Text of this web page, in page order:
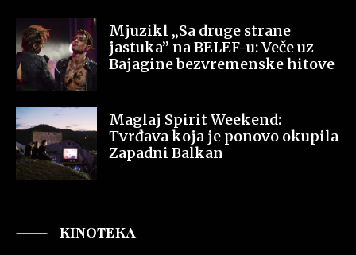
Mjuzikl „Sa druge strane
jastuka” na BELEF-u: Veče uz
Bajagine bezvremenske hitove
Maglaj Spirit Weekend:
Tvrđava koja je ponovo okupila
Zapadni Balkan
KINOTEKA